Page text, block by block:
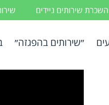
השכרת שירותים ניידים
״שירותים בהפגזה״